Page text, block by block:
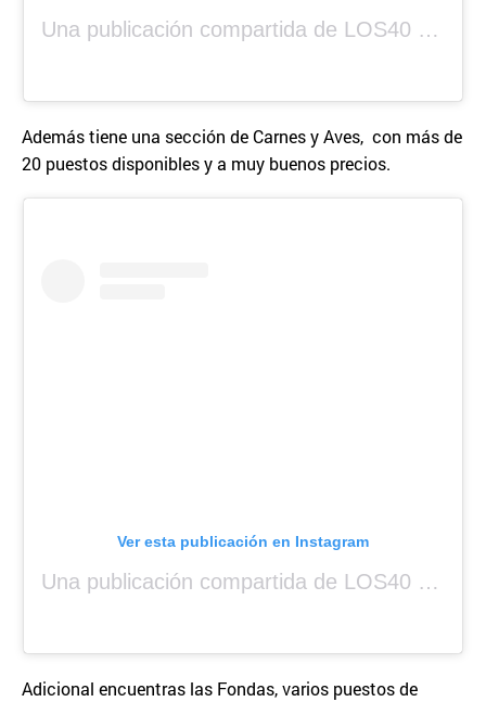
Una publicación compartida de LOS40 Panamá 🇵🇦 🎙️🎶 (@los40panama)
Además tiene una sección de Carnes y Aves, con más de
20 puestos disponibles y a muy buenos precios.
Ver esta publicación en Instagram
Una publicación compartida de LOS40 Panamá 🇵🇦 🎙️🎶 (@los40panama)
Adicional encuentras las Fondas, varios puestos de